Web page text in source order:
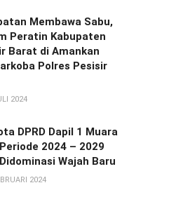
Membawa Sabu,
Peratin Kabupaten
Barat di Amankan
Polres Pesisir
2024
DPRD Dapil 1 Muara
2024 – 2029
Wajah Baru
2024